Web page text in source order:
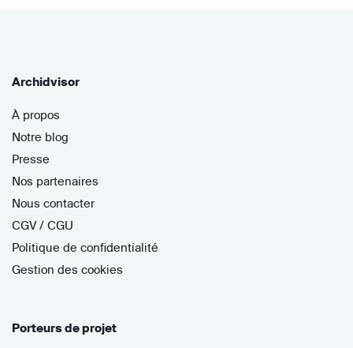
Archidvisor
À propos
Notre blog
Presse
Nos partenaires
Nous contacter
CGV / CGU
Politique de confidentialité
Gestion des cookies
Porteurs de projet